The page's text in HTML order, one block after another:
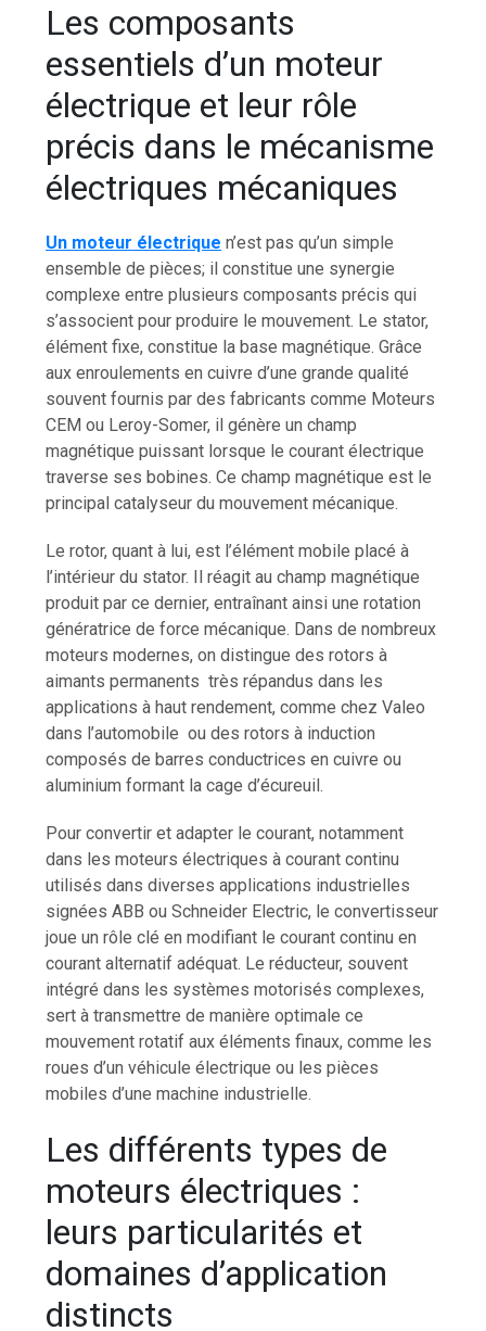
Les composants
essentiels d’un moteur
électrique et leur rôle
précis dans le mécanisme
électriques mécaniques
Un moteur électrique n’est pas qu’un simple
ensemble de pièces; il constitue une synergie
complexe entre plusieurs composants précis qui
s’associent pour produire le mouvement. Le stator,
élément fixe, constitue la base magnétique. Grâce
aux enroulements en cuivre d’une grande qualité
souvent fournis par des fabricants comme Moteurs
CEM ou Leroy-Somer, il génère un champ
magnétique puissant lorsque le courant électrique
traverse ses bobines. Ce champ magnétique est le
principal catalyseur du mouvement mécanique.
Le rotor, quant à lui, est l’élément mobile placé à
l’intérieur du stator. Il réagit au champ magnétique
produit par ce dernier, entraînant ainsi une rotation
génératrice de force mécanique. Dans de nombreux
moteurs modernes, on distingue des rotors à
aimants permanents très répandus dans les
applications à haut rendement, comme chez Valeo
dans l’automobile ou des rotors à induction
composés de barres conductrices en cuivre ou
aluminium formant la cage d’écureuil.
Pour convertir et adapter le courant, notamment
dans les moteurs électriques à courant continu
utilisés dans diverses applications industrielles
signées ABB ou Schneider Electric, le convertisseur
joue un rôle clé en modifiant le courant continu en
courant alternatif adéquat. Le réducteur, souvent
intégré dans les systèmes motorisés complexes,
sert à transmettre de manière optimale ce
mouvement rotatif aux éléments finaux, comme les
roues d’un véhicule électrique ou les pièces
mobiles d’une machine industrielle.
Les différents types de
moteurs électriques :
leurs particularités et
domaines d’application
distincts